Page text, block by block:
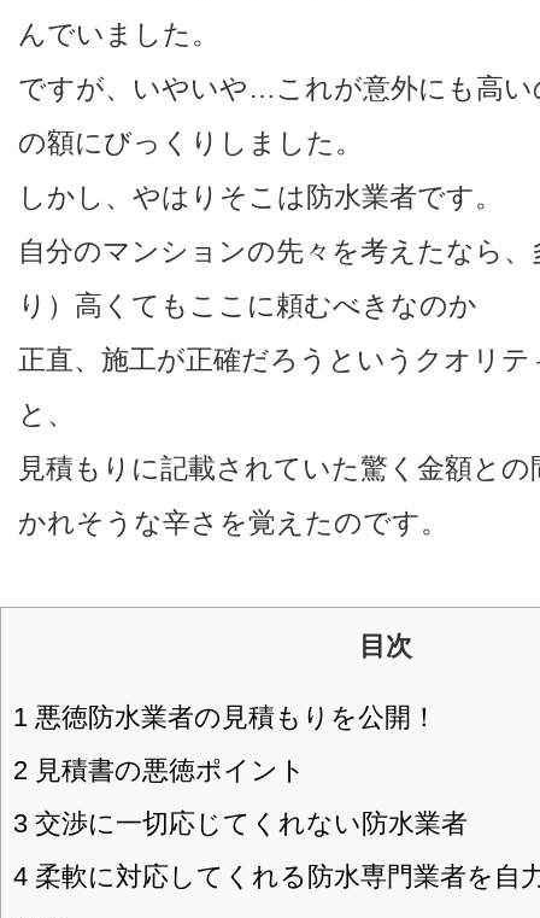
んでいました。
ですが、いやいや…これが意外にも高
の額にびっくりしました。
しかし、やはりそこは防水業者です。
自分のマンションの先々を考えたなら、
り）高くてもここに頼むべきなのか
正直、施工が正確だろうというクオリ
と、
見積もりに記載されていた驚く金額と
かれそうな辛さを覚えたのです。
目次
1 悪徳防水業者の見積もりを公開！
2 見積書の悪徳ポイント
3 交渉に一切応じてくれない防水業者
4 柔軟に対応してくれる防水専門業者を自